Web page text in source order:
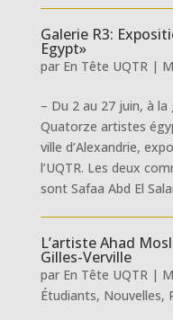
Galerie R3:
Egypt»
par En Tête UQTR|
– Du 2 au 27 juin, à la
Quatorze artistes
ville d’Alexandrie,
l’UQTR. Les deux
sont Safaa Abd El
L’artiste Ahad
Gilles-Verville
par En Tête UQTR|
Étudiants, Nouvelles,